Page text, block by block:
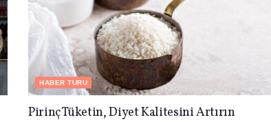
HABER TURU
Pirinç Tüketin, Diyet Kalitesini Artırın